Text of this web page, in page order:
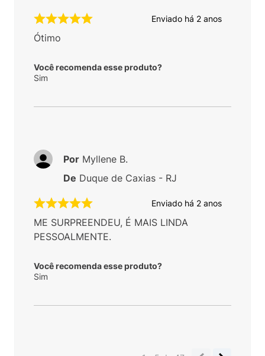
Enviado há 2 anos
Ótimo
Você recomenda esse produto?
Sim
Enviado há 2 anos
ME SURPREENDEU, É MAIS LINDA
PESSOALMENTE.
Você recomenda esse produto?
Sim
Por Myllene B.
De Duque de Caxias - RJ